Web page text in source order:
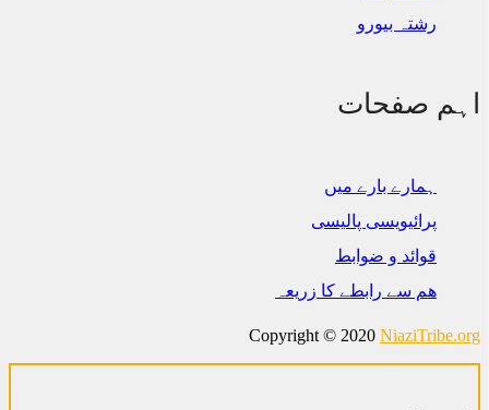
رشتہ بیورو
اہم صفحات
ہمارے بارے میں
پرائیویسی پالیسی
قوائد و ضوابط
ھم سے رابطے کا زریعہ
Copyright © 2020 NiaziTribe.org